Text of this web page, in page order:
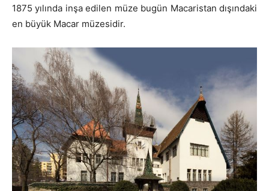
1875 yılında inşa edilen müze bugün Macaristan dışındaki
en büyük Macar müzesidir.